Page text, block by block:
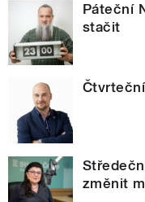
Páteční
stačit
změnit